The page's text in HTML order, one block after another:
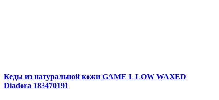
Кеды из натуральной кожи GAME L LOW WAXED
Diadora 183470191